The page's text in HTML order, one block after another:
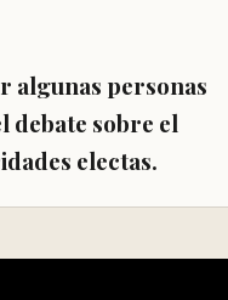
algunas personas
debate sobre el
electas.